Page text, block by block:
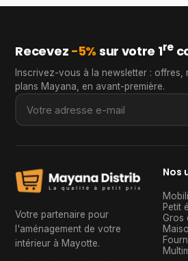
Recevez −5% sur votre 1re
Inscrivez-vous à la newsletter : offres,
plans Mayana, en avant-première.
Votre partenaire pour
l'aménagement de votre
intérieur à Mayotte.
Nos
Petit
Gros